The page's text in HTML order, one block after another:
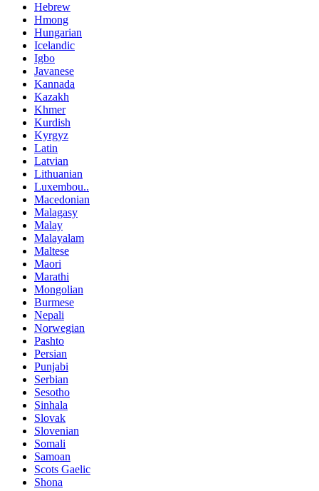
Hebrew
Hmong
Hungarian
Icelandic
Igbo
Javanese
Kannada
Kazakh
Khmer
Kurdish
Kyrgyz
Latin
Latvian
Lithuanian
Luxembou..
Macedonian
Malagasy
Malay
Malayalam
Maltese
Maori
Marathi
Mongolian
Burmese
Nepali
Norwegian
Pashto
Persian
Punjabi
Serbian
Sesotho
Sinhala
Slovak
Slovenian
Somali
Samoan
Scots Gaelic
Shona